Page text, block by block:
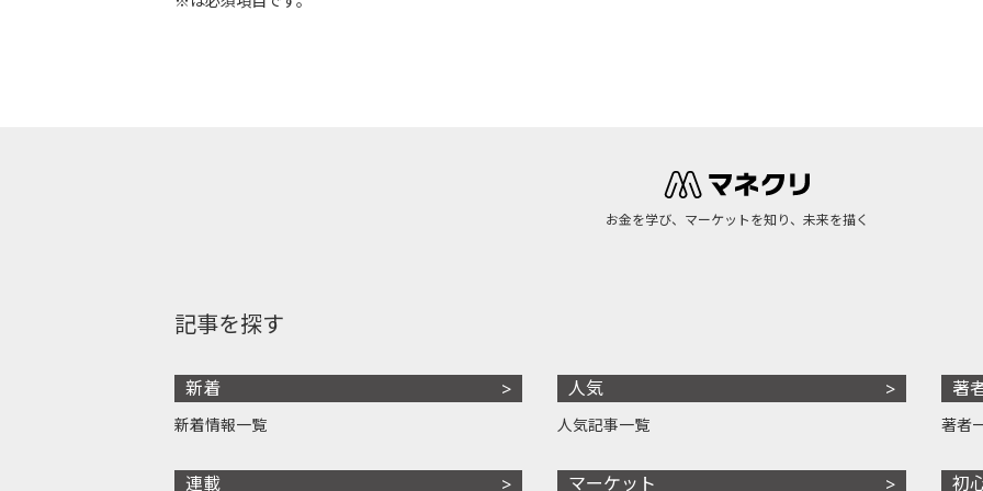
お金を学び、マーケットを知り、未来を描く
記事を探す
新着
新着情報一覧
連載
人気
人気記事一覧
マーケット
著
著者
初